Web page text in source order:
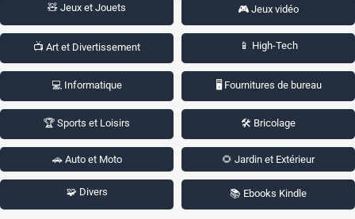
🧸 Jeux et Jouets 🎮 Jeux vidéo
📺 Art et Divertissement 📱 High-Tech
💻 Informatique 🖥️ Fournitures de bureau
🏆 Sports et Loisirs 🛠️ Bricolage
🚗 Auto et Moto 🌻 Jardin et Extérieur
🧩 Divers 📚 Ebooks Kindle